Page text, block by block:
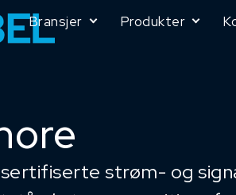
Bransjer Produkter
strøm- og